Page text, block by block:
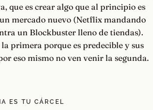
que es crear algo que al principio es
mercado nuevo (Netflix mandando
un Blockbuster lleno de tiendas).
primera porque es predecible y sus
eso mismo no ven venir la segunda.
ES TU CÁRCEL